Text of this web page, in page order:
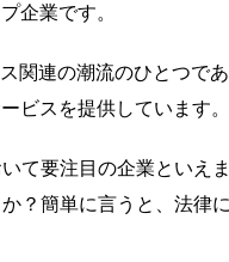
企業です。
関連の潮流のひとつで
ビスを提供しています。
て要注目の企業といえ
？簡単に言うと、法律